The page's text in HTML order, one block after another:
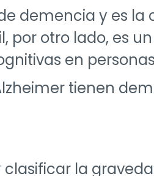
demencia y es
por otro lado, es
en
tienen
la